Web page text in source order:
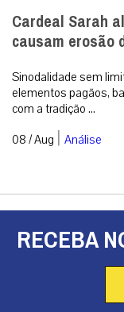
Cardeal Sarah
causam erosão
Sinodalidade sem
elementos pagãos,
com a tradição ...
08 / Aug | Análise
RECEBA